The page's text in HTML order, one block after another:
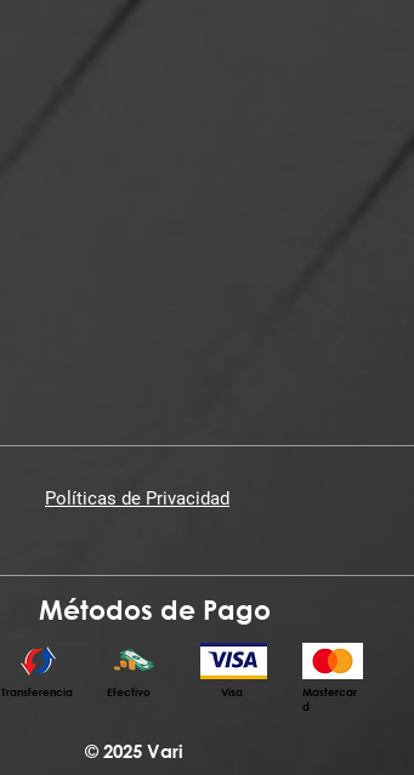
© 2025 Vari
Políticas de Privacidad
Métodos de Pago
Transferencia Efectivo Visa
Mastercar
d